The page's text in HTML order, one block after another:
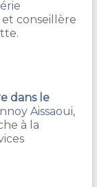
conseillère
dans le
Aissaoui,
à la